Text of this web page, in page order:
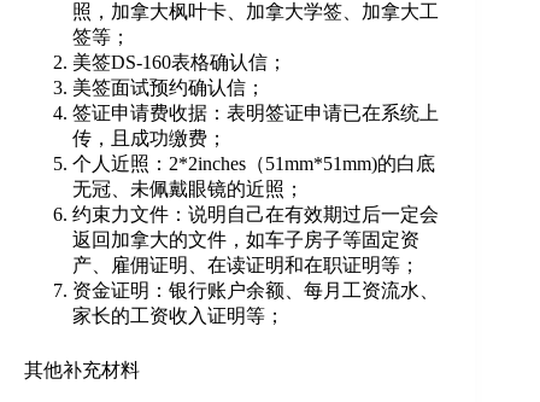
照，加拿大枫叶卡、加拿大学签、加拿大工
签等；
美签DS-160表格确认信；
美签面试预约确认信；
签证申请费收据：表明签证申请已在系统上
传，且成功缴费；
个人近照：2*2inches（51mm*51mm)的白底
无冠、未佩戴眼镜的近照；
约束力文件：说明自己在有效期过后一定会
返回加拿大的文件，如车子房子等固定资
产、雇佣证明、在读证明和在职证明等；
资金证明：银行账户余额、每月工资流水、
家长的工资收入证明等；
其他补充材料